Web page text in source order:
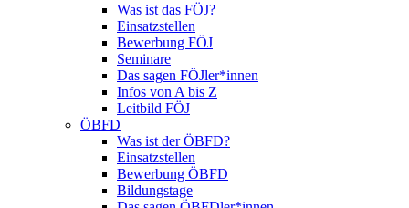
Was ist das FÖJ?
Einsatzstellen
Bewerbung FÖJ
Seminare
Das sagen FÖJler*innen
Infos von A bis Z
Leitbild FÖJ
ÖBFD
Was ist der ÖBFD?
Einsatzstellen
Bewerbung ÖBFD
Bildungstage